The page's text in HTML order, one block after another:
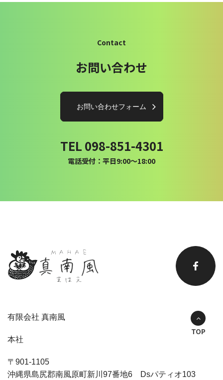
Contact
お問い合わせ
お問い合わせフォーム
TEL 098-851-4301
電話受付：平日9:00〜18:00
TOP
有限会社 真南風
本社
〒901-1105
沖縄県島尻郡南風原町新川97番地6 Dsパティオ103